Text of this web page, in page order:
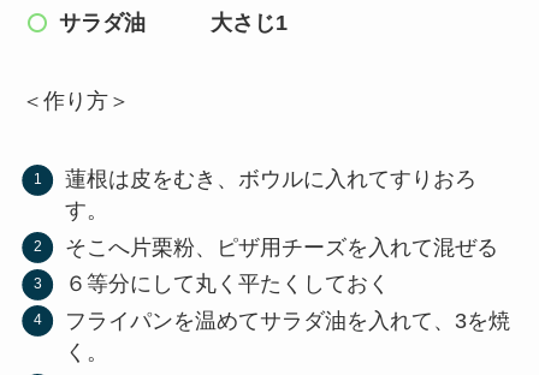
サラダ油 大さじ1
＜ 作り方＞
蓮根は皮をむき、ボウルに入れてすりおろ
す。
そこへ片栗粉、ピザ用チーズを入れて混ぜる
６等分にして丸く平たくしておく
フライパンを温めてサラダ油を入れて、3を焼
く。